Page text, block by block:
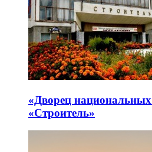
«Дворец
«Строитель»